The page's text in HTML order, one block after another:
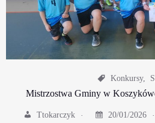
Konkursy,
Mistrzostwa Gminy w
Ttokarczyk 20/01/2026